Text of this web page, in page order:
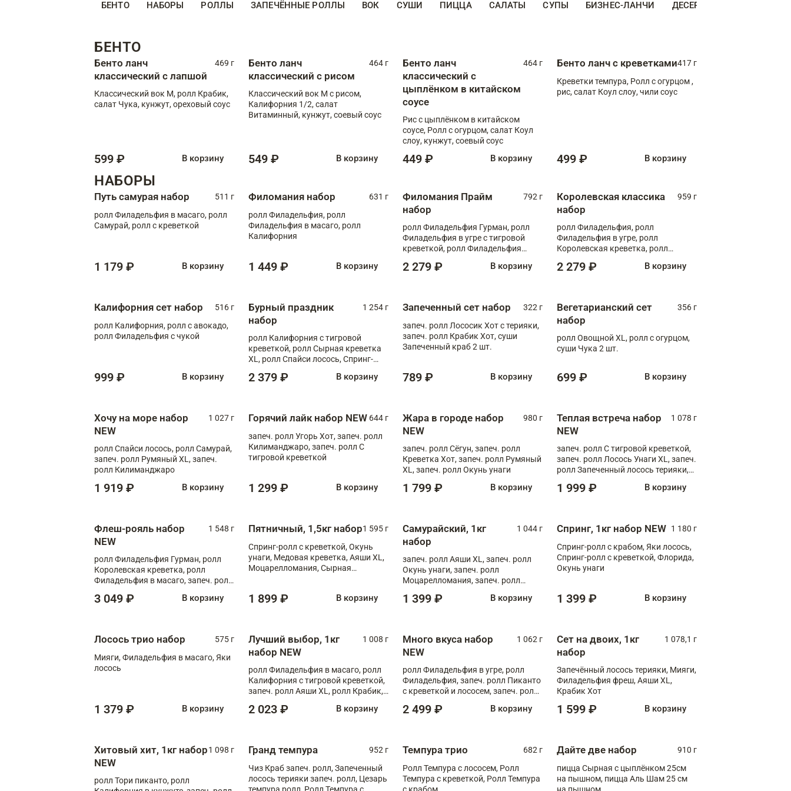
БЕНТО НАБОРЫ РОЛЛЫ ЗАПЕЧЁННЫЕ РОЛЛЫ ВОК СУШИ ПИЦЦА САЛАТЫ СУПЫ БИЗНЕС-ЛАНЧИ ДЕСЕРТЫ
БЕНТО
Бенто ланч
классический с лапшой
469 г
Классический вок М, ролл Крабик,
салат Чука, кунжут, ореховый соус
599 ₽ В корзину
Бенто ланч
классический с рисом
464 г
Классический вок М с рисом,
Калифорния 1/2, салат
Витаминный, кунжут, соевый соус
549 ₽ В корзину
Бенто ланч
классический с
цыплёнком в китайском
соусе
464 г
Рис с цыплёнком в китайском
соусе, Ролл с огурцом, салат Коул
слоу, кунжут, соевый соус
449 ₽ В корзину
Бенто ланч с креветками417 г
Креветки темпура, Ролл с огурцом ,
рис, салат Коул слоу, чили соус
499 ₽ В корзину
НАБОРЫ
Путь самурая набор
511 г
ролл Филадельфия в масаго, ролл
Самурай, ролл с креветкой
1 179 ₽ В корзину
Филомания набор
631 г
ролл Филадельфия, ролл
Филадельфия в масаго, ролл
Калифорния
1 449 ₽ В корзину
Филомания Прайм
набор
792 г
ролл Филадельфия Гурман, ролл
Филадельфия в угре с тигровой
креветкой, ролл Филадельфия
2 279 ₽ В корзину
Королевская классика
набор
959 г
ролл Филадельфия, ролл
Филадельфия в угре, ролл
Королевская креветка, ролл
2 279 ₽ В корзину
Калифорния сет набор
516 г
ролл Калифорния, ролл с авокадо,
ролл Филадельфия с чукой
999 ₽ В корзину
Бурный праздник
набор
1 254 г
ролл Калифорния с тигровой
креветкой, ролл Сырная креветка
XL, ролл Спайси лосось, Спринг-
Медовая креветка
2 379 ₽ В корзину
Запеченный сет набор
322 г
запеч. ролл Лососик Хот с терияки,
запеч. ролл Крабик Хот, суши
Запеченный краб 2 шт.
789 ₽ В корзину
Вегетарианский сет
набор
356 г
ролл Овощной XL, ролл с огурцом,
суши Чука 2 шт.
699 ₽ В корзину
Хочу на море набор
NEW
1 027 г
ролл Спайси лосось, ролл Самурай,
запеч. ролл Румяный XL, запеч.
ролл Килиманджаро
1 919 ₽ В корзину
Горячий лайк набор NEW 644 г
запеч. ролл Угорь Хот, запеч. ролл
Килиманджаро, запеч. ролл С
тигровой креветкой
1 299 ₽ В корзину
Жара в городе набор
NEW
980 г
запеч. ролл Сёгун, запеч. ролл
Креветка Хот, запеч. ролл Румяный
XL, запеч. ролл Окунь унаги
1 799 ₽ В корзину
Теплая встреча набор
NEW
1 078 г
запеч. ролл С тигровой креветкой,
запеч. ролл Лосось Унаги XL, запеч.
ролл Запеченный лосось терияки,
1 999 ₽ В корзину
Флеш-рояль набор
NEW
1 548 г
ролл Филадельфия Гурман, ролл
Королевская креветка, ролл
Филадельфия в масаго, запеч. ролл
Тигровая креветка с моцареллой,
3 049 ₽ В корзину
Пятничный, 1,5кг набор1 595 г
Спринг-ролл с креветкой, Окунь
унаги, Медовая креветка, Аяши XL,
Моцарелломания, Сырная
1 899 ₽ В корзину
Самурайский, 1кг
набор
1 044 г
запеч. ролл Аяши XL, запеч. ролл
Окунь унаги, запеч. ролл
Моцарелломания, запеч. ролл
1 399 ₽ В корзину
Спринг, 1кг набор NEW 1 180 г
Спринг-ролл с крабом, Яки лосось,
Спринг-ролл с креветкой, Флорида,
Окунь унаги
1 399 ₽ В корзину
Лосось трио набор
575 г
Мияги, Филадельфия в масаго, Яки
лосось
1 379 ₽ В корзину
Лучший выбор, 1кг
набор NEW
1 008 г
ролл Филадельфия в масаго, ролл
Калифорния с тигровой креветкой,
запеч. ролл Аяши XL, ролл Крабик,
2 023 ₽ В корзину
Много вкуса набор
NEW
1 062 г
ролл Филадельфия в угре, ролл
Филадельфия, запеч. ролл Пиканто
с креветкой и лососем, запеч. ролл
2 499 ₽ В корзину
Сет на двоих, 1кг
набор
1 078,1 г
Запечённый лосось терияки, Мияги,
Филадельфия фреш, Аяши XL,
Крабик Хот
1 599 ₽ В корзину
Хитовый хит, 1кг набор
NEW
1 098 г
ролл Тори пиканто, ролл
Гранд темпура
952 г
Чиз Краб запеч. ролл, Запеченный
лосось терияки запеч. ролл, Цезарь
Темпура трио
682 г
Ролл Темпура с лососем, Ролл
Темпура с креветкой, Ролл Темпура
Дайте две набор
910 г
пицца Сырная с цыплёнком 25см
на пышном, пицца Аль Шам 25 см